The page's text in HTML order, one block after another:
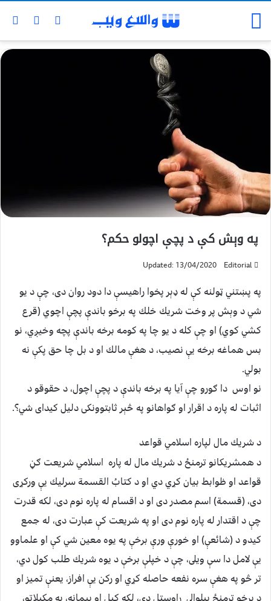
په وېش كې د پچې اچولو حکم؟
Editorial
Updated: 13/04/2020
په پښتني ټولنه كې له ډېر پخوا راهيسې دا دود روان دى، چې د يو
شي د وېش پر وخت شريك خلك په برخو باندې پچې اچوي (قرع
كشي كوي) او چې كله د يو چا په كومه برخه باندې پچه وخيږي، نو
بس هماغه برخه يې نصيب، د هغې مالك او د بل چا حق پكې نه
بولي.
نو اوس دا ګورو چې آيا په برخه باندې د پچې اچول، د حقوقو د
اثبات له پاره د اقرار او ګواهانو په څېر ثابتوونكى دليل كيداى شي؟.
د شريك مال لپاره اسلامي قواعد
د همشريكانو ترمنځ د شريك مال له پاره اسلامي شريعت ګڼ
قواعد او ظوابط بيان كړي دي او د كتابُ القسمة سرليك يې وركړى
دى، (قسمة) اسم مصدر دى او د اقسام له پاره نوم دى، لكه قدرت
چې د اقتدار له پاره نوم دى او په شريعت كې عبارت دى، له جمع
كيدو د (شائعې) او خورې ورې برخې په يوه معين شي كې او علماوو
يې لامل دا سې ويلى، چې د خپلې برخې د يوه شريك طلب كول دي،
تر څو په هغې سره نفعه حاصله كړي او ركن يې افراز، يعنې تميز او